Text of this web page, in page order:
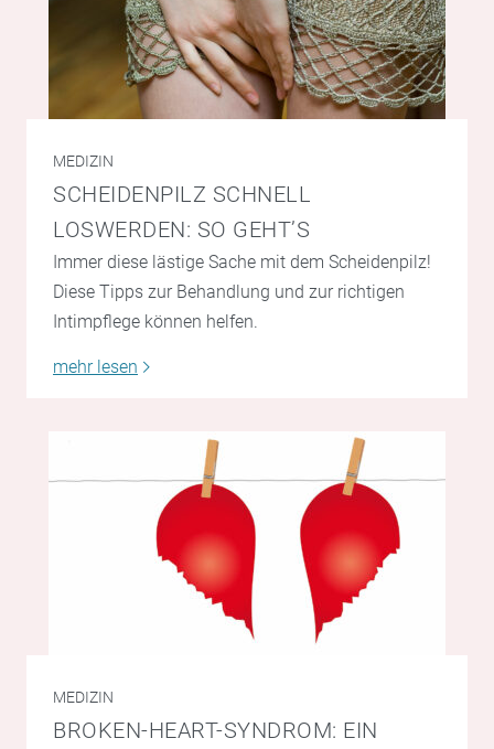
MEDIZIN
SCHEIDENPILZ SCHNELL
LOSWERDEN: SO GEHT’S
Immer diese lästige Sache mit dem Scheidenpilz!
Diese Tipps zur Behandlung und zur richtigen
Intimpflege können helfen.
mehr lesen
MEDIZIN
BROKEN-HEART-SYNDROM: EIN